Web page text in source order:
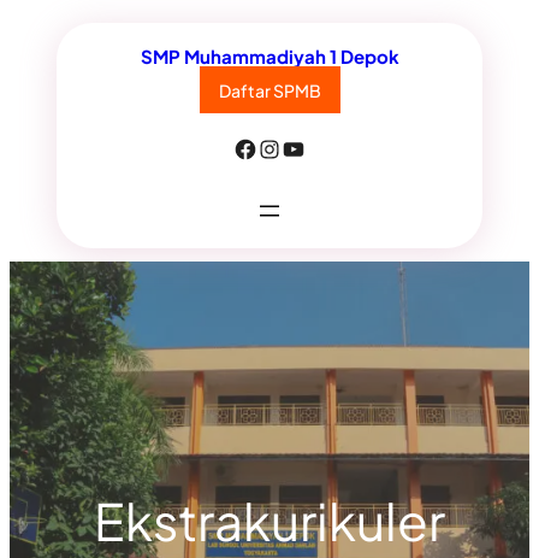
SMP Muhammadiyah 1 Depok
Facebook InstagramYouTube
Daftar SPMB
Ekstrakurikuler